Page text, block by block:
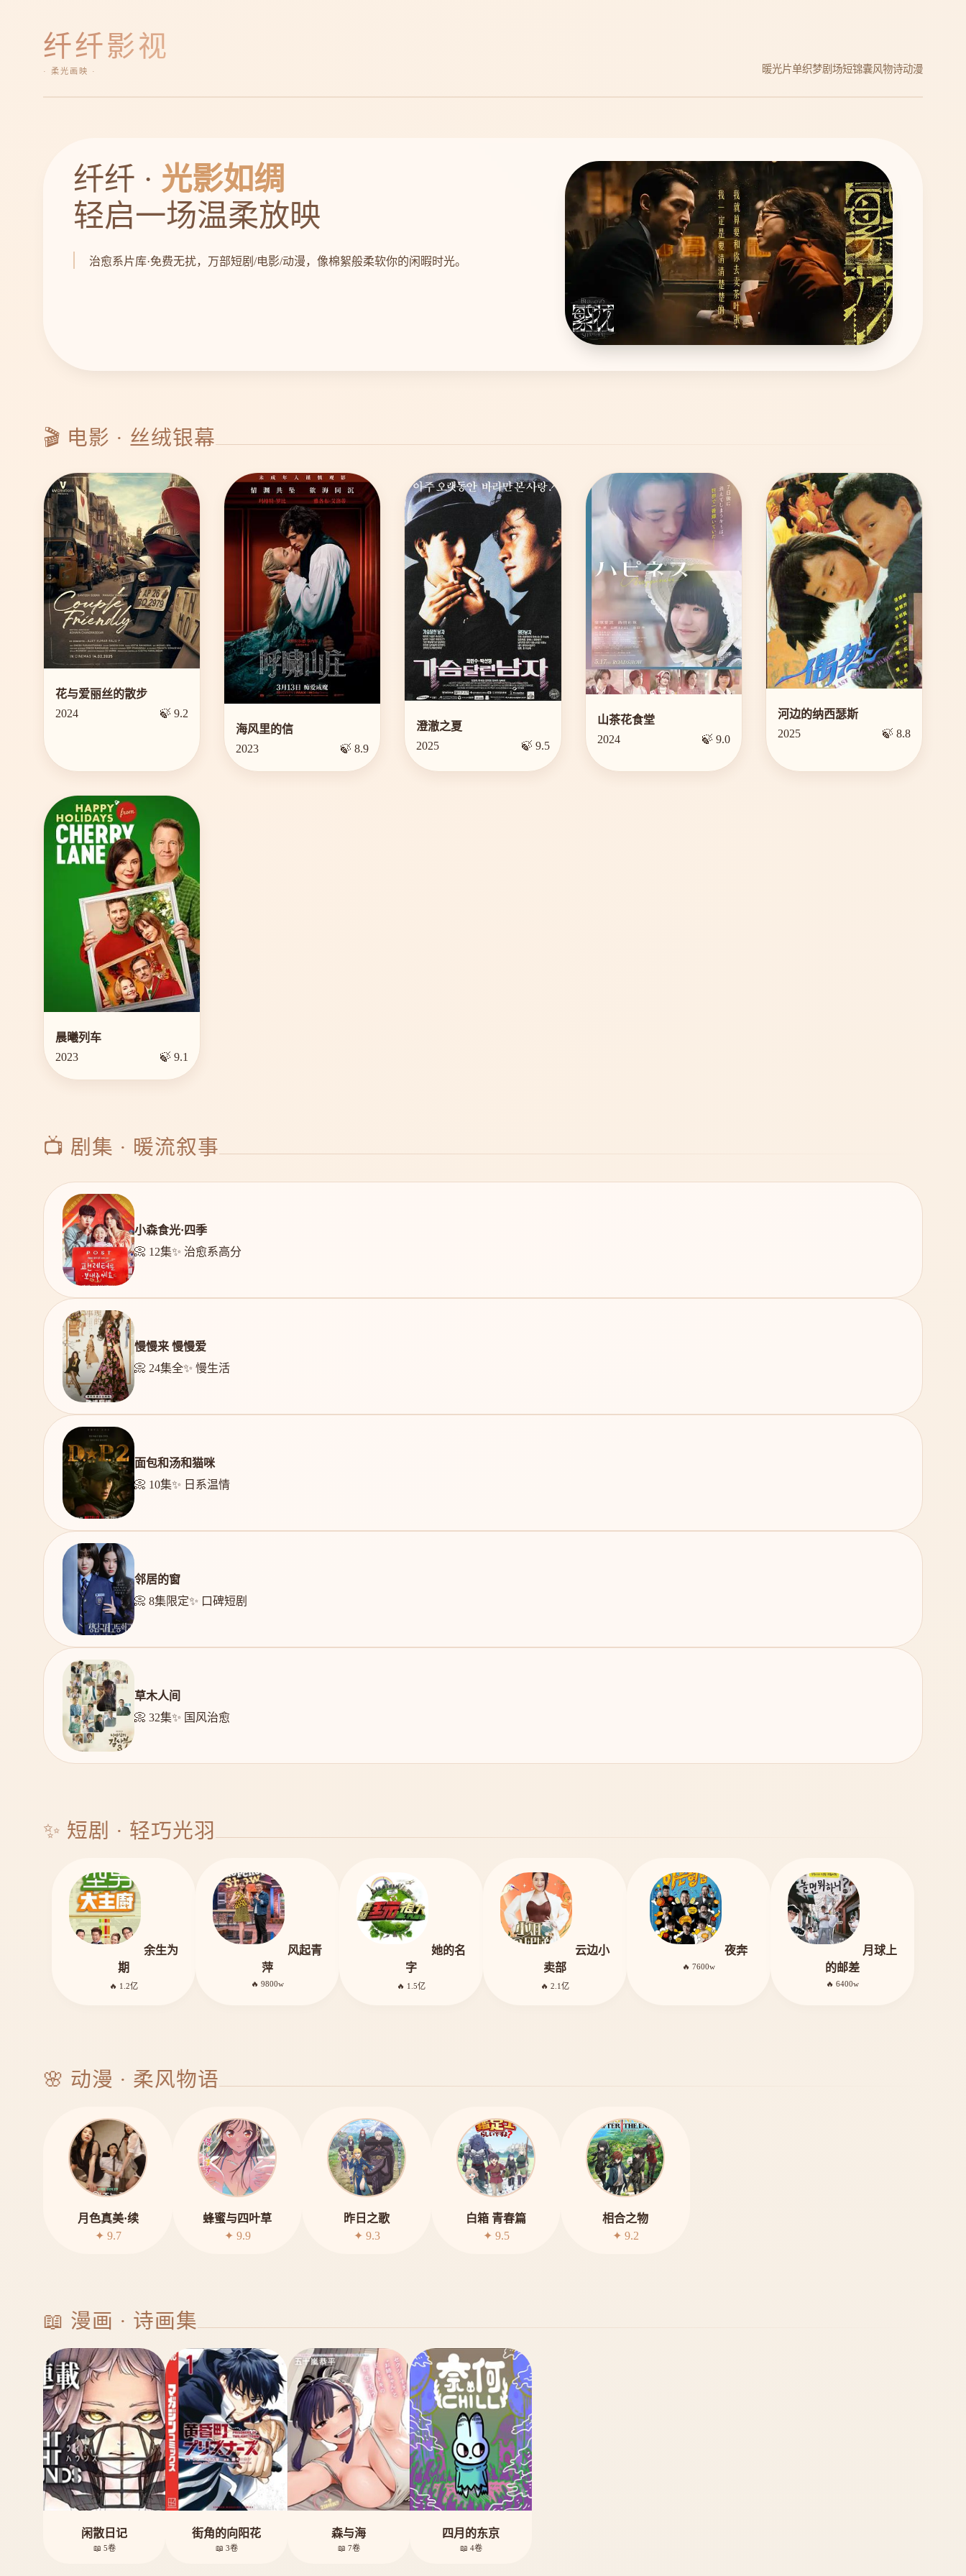
纤纤影视
· 柔光画映 · 暖光片单织梦剧场短锦囊风物诗动漫
纤纤 · 光影如绸
轻启一场温柔放映
治愈系片库·免费无扰，万部短剧/电影/动漫，像棉絮般柔软你的闲暇时光。
🎬 电影 · 丝绒银幕
花与爱丽丝的散步
2024
🍃 9.2
海风里的信
2023
🍃 8.9
澄澈之夏
2025
🍃 9.5
山茶花食堂
2024
🍃 9.0
河边的纳西瑟斯
2025
🍃 8.8
晨曦列车
2023
🍃 9.1
📺 剧集 · 暖流叙事
小森食光·四季
📀 12集✨ 治愈系高分
慢慢来 慢慢爱
📀 24集全✨ 慢生活
面包和汤和猫咪
📀 10集✨ 日系温情
邻居的窗
📀 8集限定✨ 口碑短剧
草木人间
📀 32集✨ 国风治愈
✨ 短剧 · 轻巧光羽
余生为
期
🔥 1.2亿
风起青
萍
🔥 9800w
她的名
字
🔥 1.5亿
云边小
卖部
🔥 2.1亿
夜奔
🔥 7600w
月球上
的邮差
🔥 6400w
🌸 动漫 · 柔风物语
月色真美·续
✦ 9.7
蜂蜜与四叶草
✦ 9.9
昨日之歌
✦ 9.3
白箱 青春篇
✦ 9.5
相合之物
✦ 9.2
📖 漫画 · 诗画集
闲散日记
📖 5卷
街角的向阳花
📖 3卷
森与海
📖 7卷
四月的东京
📖 4卷